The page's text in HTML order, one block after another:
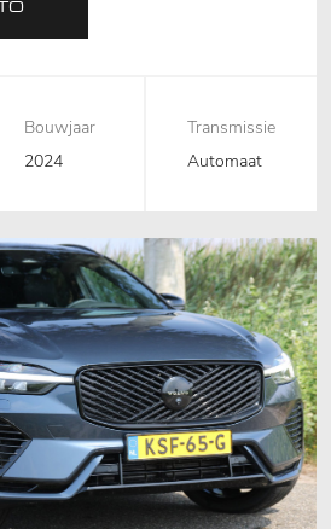
Bouwjaar
2024
Transmissie
Automaat